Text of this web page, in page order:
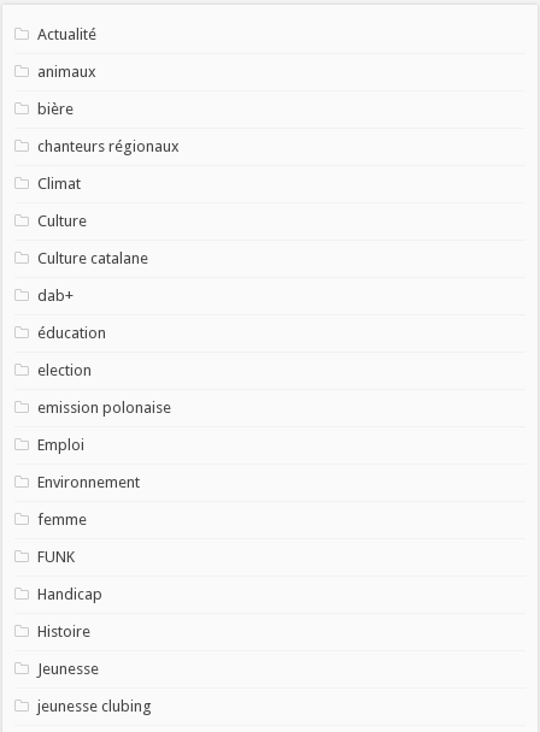
Actualité
animaux
bière
chanteurs régionaux
Climat
Culture
Culture catalane
dab+
éducation
election
emission polonaise
Emploi
Environnement
femme
FUNK
Handicap
Histoire
Jeunesse
jeunesse clubing